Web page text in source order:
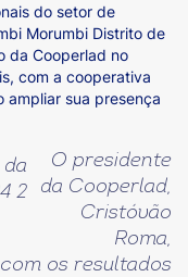
do setor de
Morumbi Distrito de
da Cooperlad no
com a cooperativa
sua presença
O presidente
da Cooperlad,
Cristóvão
Roma,
os resultados